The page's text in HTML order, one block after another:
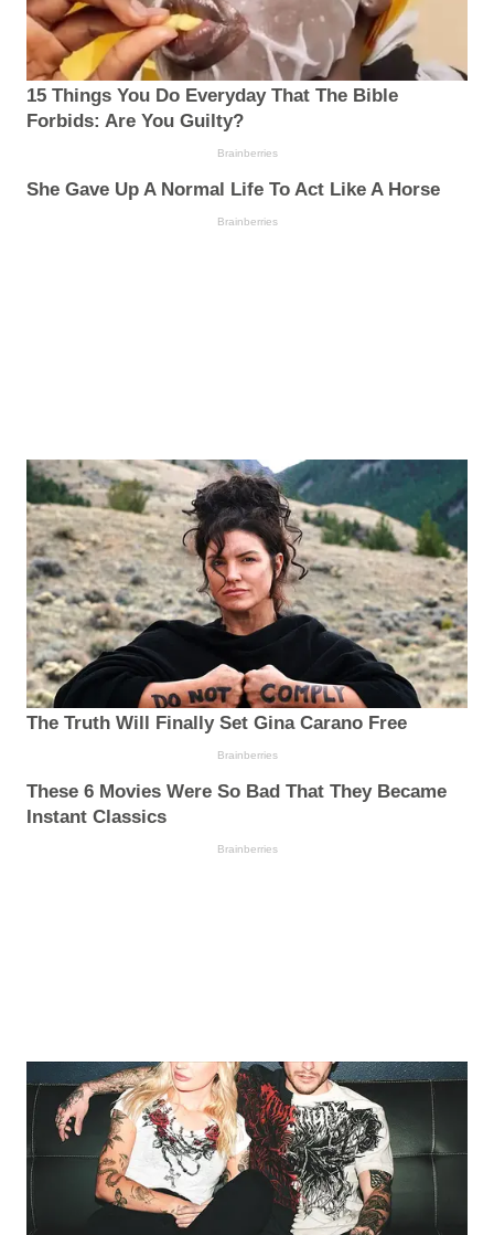
15 Things You Do Everyday That The Bible
Forbids: Are You Guilty?
Brainberries
She Gave Up A Normal Life To Act Like A Horse
Brainberries
The Truth Will Finally Set Gina Carano Free
Brainberries
These 6 Movies Were So Bad That They Became
Instant Classics
Brainberries